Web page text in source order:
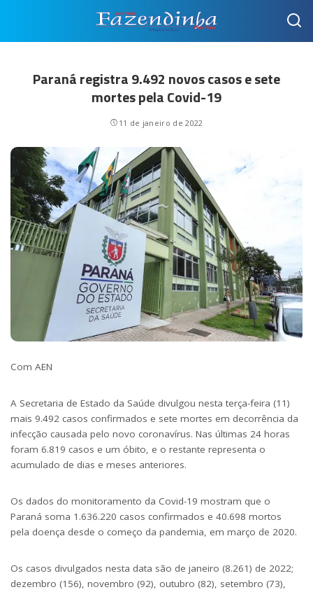
Paraná registra 9.492 novos casos e sete
mortes pela Covid-19
11 de janeiro de 2022
Com AEN
A Secretaria de Estado da Saúde divulgou nesta terça-feira (11)
mais 9.492 casos confirmados e sete mortes em decorrência da
infecção causada pelo novo coronavírus. Nas últimas 24 horas
foram 6.819 casos e um óbito, e o restante representa o
acumulado de dias e meses anteriores.
Os dados do monitoramento da Covid-19 mostram que o
Paraná soma 1.636.220 casos confirmados e 40.698 mortos
pela doença desde o começo da pandemia, em março de 2020.
Os casos divulgados nesta data são de janeiro (8.261) de 2022;
dezembro (156), novembro (92), outubro (82), setembro (73),